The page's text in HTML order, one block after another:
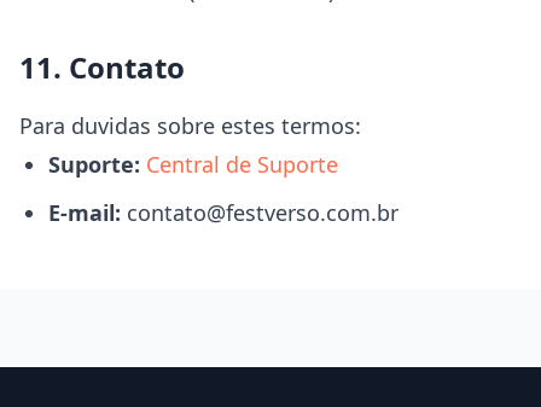
11. Contato
Para duvidas sobre estes termos:
Suporte: Central de Suporte
E-mail: contato@festverso.com.br